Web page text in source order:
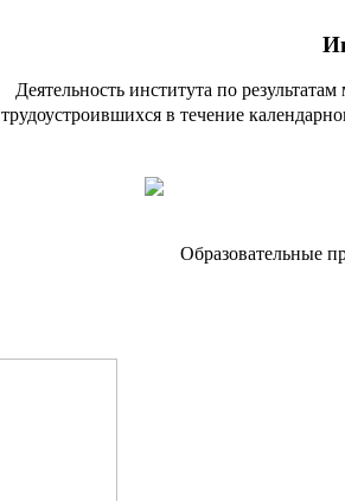
Деятельность института по
трудоустроившихся в течение
Образовательные